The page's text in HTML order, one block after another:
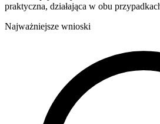
praktyczna, działająca w obu
Najważniejsze wnioski